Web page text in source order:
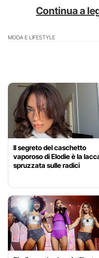
Continua a
MODA E LIFESTYLE
Il segreto del caschetto
vaporoso di Elodie è la
spruzzata sulle radici